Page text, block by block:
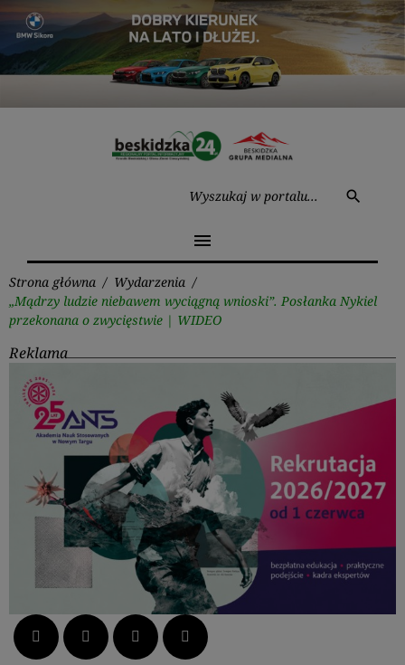
Przejdź
treści
search
menu
Strona główna / Wydarzenia /
„Mądrzy ludzie niebawem wyciągną wnioski”. Posłanka Nykiel
przekonana o zwycięstwie | WIDEO
Reklama
Facebook Twitter LinkedIn Pinterest